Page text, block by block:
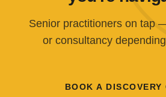
Senior practitioners on tap
or consultancy
BOOK A